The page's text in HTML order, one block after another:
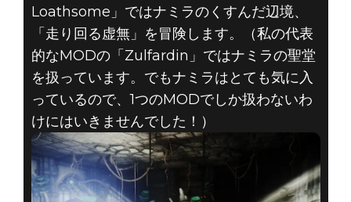
Loathsome」ではナミラのくすんだ辺境、
「走り回る虚無」を冒険します。（私の代表
的なMODの「Zulfardin」ではナミラの聖堂
を扱っています。でもナミラはとても気に入
っているので、1つのMODでしか扱わないわ
けにはいきませんでした！）